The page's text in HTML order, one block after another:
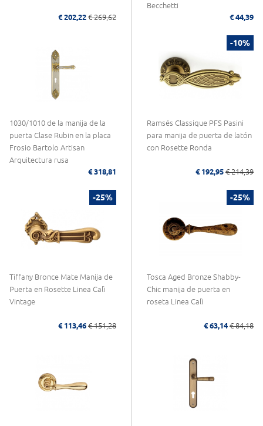
€ 202,22 € 269,62
Becchetti
€ 44,39
1030/1010 de la manija de la
puerta Clase Rubin en la placa
Frosio Bartolo Artisan
Arquitectura rusa
€ 318,81
-10%
Ramsés Classique PFS Pasini
para manija de puerta de latón
con Rosette Ronda
€ 192,95 € 214,39
-25%
Tiffany Bronce Mate Manija de
Puerta en Rosette Linea Calì
Vintage
€ 113,46 € 151,28
-25%
Tosca Aged Bronze Shabby-
Chic manija de puerta en
roseta Linea Calì
€ 63,14 € 84,18